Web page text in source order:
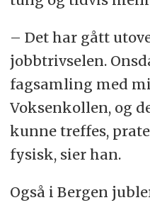
– Det har gått
jobbtrivselen.
fagsamling med
Voksenkollen, og
kunne treffes,
fysisk, sier han.
Også i Bergen